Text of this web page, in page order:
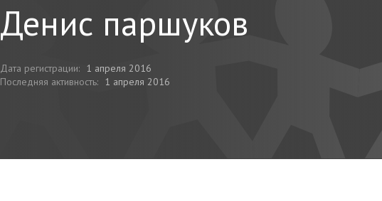
Денис паршуков
Дата регистрации: 1 апреля 2016
Последняя активность: 1 апреля 2016